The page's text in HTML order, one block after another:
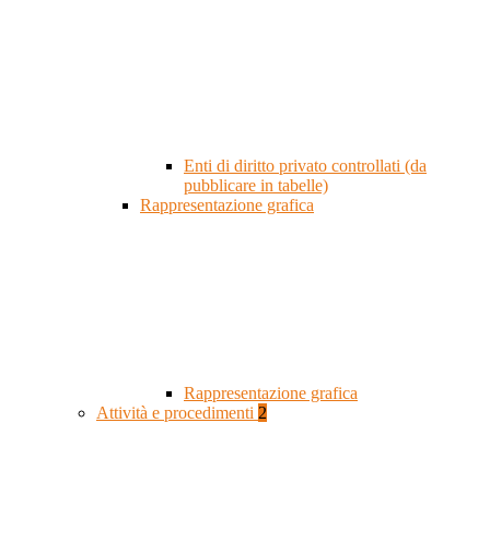
Enti di diritto privato controllati (da
pubblicare in tabelle)
Rappresentazione grafica
Rappresentazione grafica
Attività e procedimenti 2